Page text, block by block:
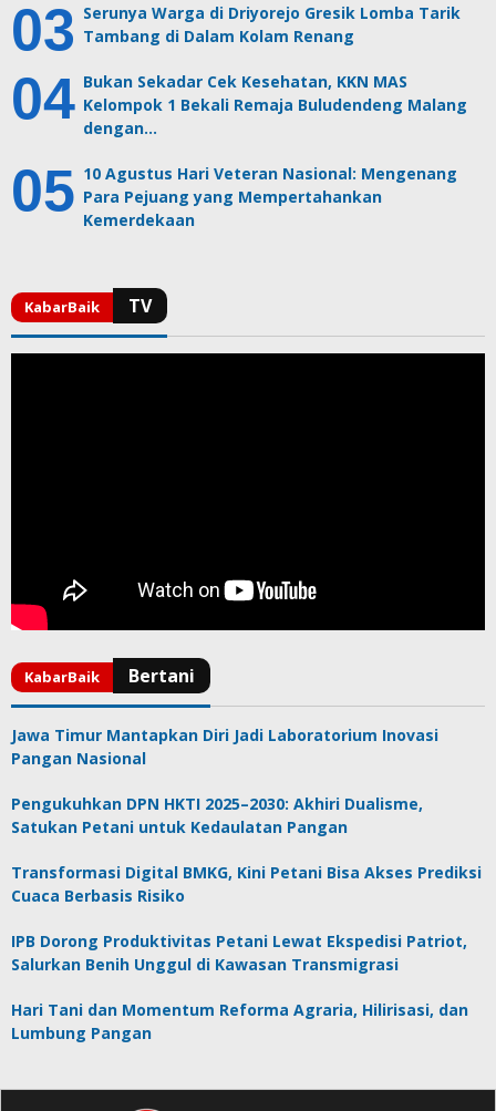
Serunya Warga di Driyorejo Gresik Lomba Tarik
Tambang di Dalam Kolam Renang
Bukan Sekadar Cek Kesehatan, KKN MAS
Kelompok 1 Bekali Remaja Buludendeng Malang
dengan…
10 Agustus Hari Veteran Nasional: Mengenang
Para Pejuang yang Mempertahankan
Kemerdekaan
Jawa Timur Mantapkan Diri Jadi Laboratorium Inovasi
Pangan Nasional
Pengukuhkan DPN HKTI 2025–2030: Akhiri Dualisme,
Satukan Petani untuk Kedaulatan Pangan
Transformasi Digital BMKG, Kini Petani Bisa Akses Prediksi
Cuaca Berbasis Risiko
IPB Dorong Produktivitas Petani Lewat Ekspedisi Patriot,
Salurkan Benih Unggul di Kawasan Transmigrasi
Hari Tani dan Momentum Reforma Agraria, Hilirisasi, dan
Lumbung Pangan